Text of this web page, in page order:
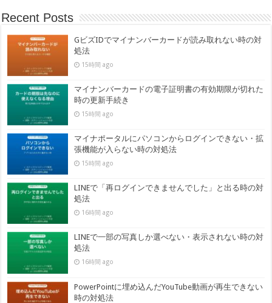
Recent Posts
GビズIDでマイナンバーカードが読み取れない時の対
処法
15時間 ago
マイナンバーカードの電子証明書の有効期限が切れた
時の更新手続き
15時間 ago
マイナポータルにパソコンからログインできない・拡
張機能が入らない時の対処法
15時間 ago
LINEで「再ログインできませんでした」と出る時の対
処法
16時間 ago
LINEで一部の写真しか選べない・表示されない時の対
処法
16時間 ago
PowerPointに埋め込んだYouTube動画が再生できない
時の対処法